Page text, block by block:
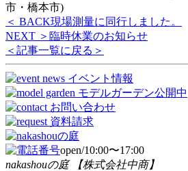
市・橋本市)
＜ BACK現場測量に同行しました。
NEXT ＞ 臨時休業のお知らせ
＜記事一覧に戻る＞
open/10:00〜17:00
nakashouの庭 【株式会社中商】